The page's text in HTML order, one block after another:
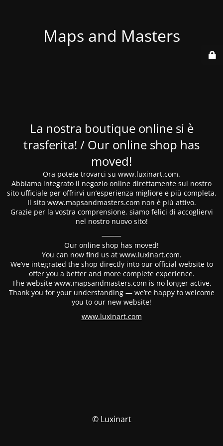
Maps and Masters
La nostra boutique online si è
trasferita! / Our online shop has
moved!
Ora potete trovarci su www.luxinart.com.
Abbiamo integrato il negozio online direttamente sul nostro
sito ufficiale per offrirvi un’esperienza migliore e più completa.
Il sito www.mapsandmasters.com non è più attivo.
Grazie per la vostra comprensione, siamo felici di accogliervi
nel nostro nuovo sito!
⸻
Our online shop has moved!
You can now find us at www.luxinart.com.
We’ve integrated the shop directly into our official website to
offer you a better and more complete experience.
The website www.mapsandmasters.com is no longer active.
Thank you for your understanding — we’re happy to welcome
you to our new website!
www.luxinart.com
© Luxinart